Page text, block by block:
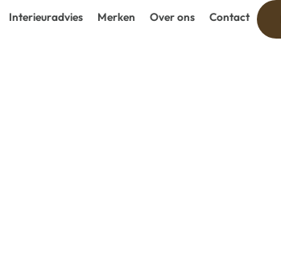
Interieuradvies Merken Over ons Contact